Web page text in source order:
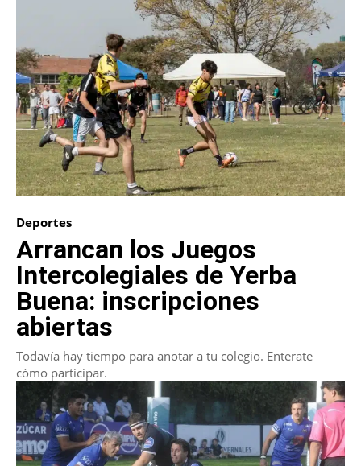
Deportes
Arrancan los Juegos
Intercolegiales de Yerba
Buena: inscripciones
abiertas
Todavía hay tiempo para anotar a tu colegio. Enterate
cómo participar.